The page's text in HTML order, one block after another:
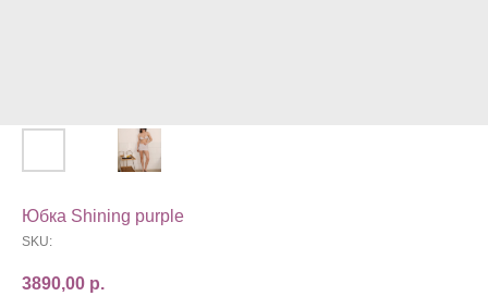
Юбка Shining purple
SKU:
3890,00 р.